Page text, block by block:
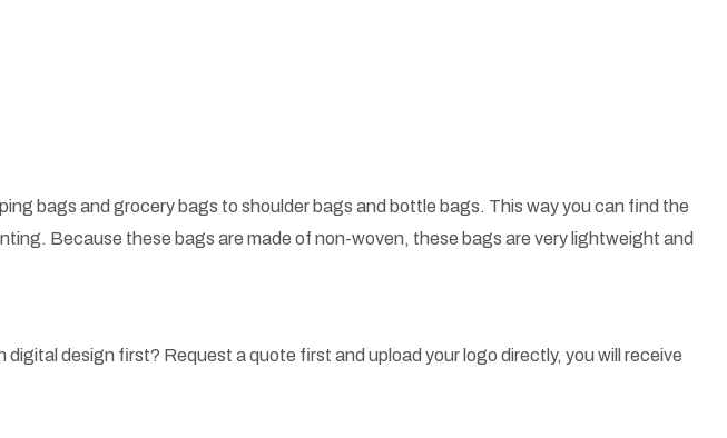
bags and grocery bags to shoulder bags and bottle bags. This way you can find the
Because these bags are made of non-woven, these bags are very lightweight and
design first? Request a quote first and upload your logo directly, you will receive